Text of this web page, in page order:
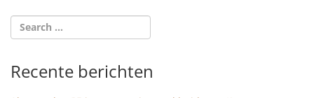
Recente berichten